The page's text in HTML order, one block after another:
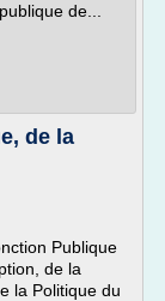
de...
de la
Publique
de la
la Politique du